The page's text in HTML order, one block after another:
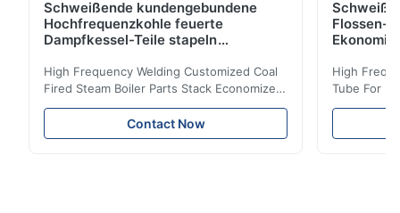
Schweißende kundengebundene
Hochfrequenzkohle feuerte
Dampfkessel-Teile stapeln
High Frequency Welding Customized Coal
Fired Steam Boiler Parts Stack Economizer
Coil Boiler economizer Boiler Economizer is
the energy improving device that helps to
reduce the cost of operation by saving the
Contact Now
Flossen-
High
Tube For
reduce the